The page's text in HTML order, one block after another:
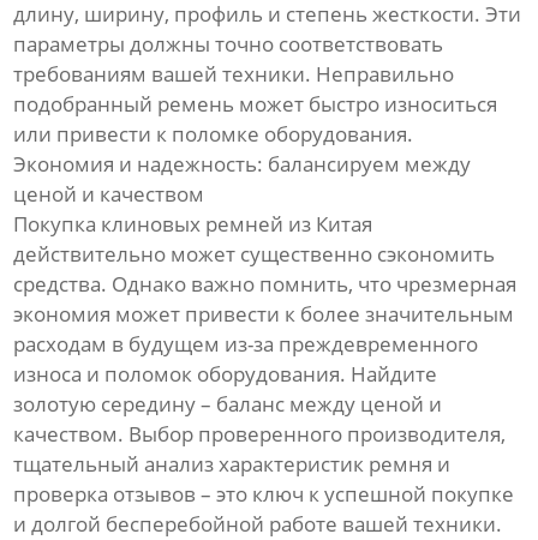
длину, ширину, профиль и степень жесткости. Эти
параметры должны точно соответствовать
требованиям вашей техники. Неправильно
подобранный ремень может быстро износиться
или привести к поломке оборудования.
Экономия и надежность: балансируем между
ценой и качеством
Покупка клиновых ремней из Китая
действительно может существенно сэкономить
средства. Однако важно помнить, что чрезмерная
экономия может привести к более значительным
расходам в будущем из-за преждевременного
износа и поломок оборудования. Найдите
золотую середину – баланс между ценой и
качеством. Выбор проверенного производителя,
тщательный анализ характеристик ремня и
проверка отзывов – это ключ к успешной покупке
и долгой бесперебойной работе вашей техники.